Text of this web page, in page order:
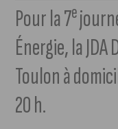
Pour la 7e
Énergie, la
Toulon à
20 h.